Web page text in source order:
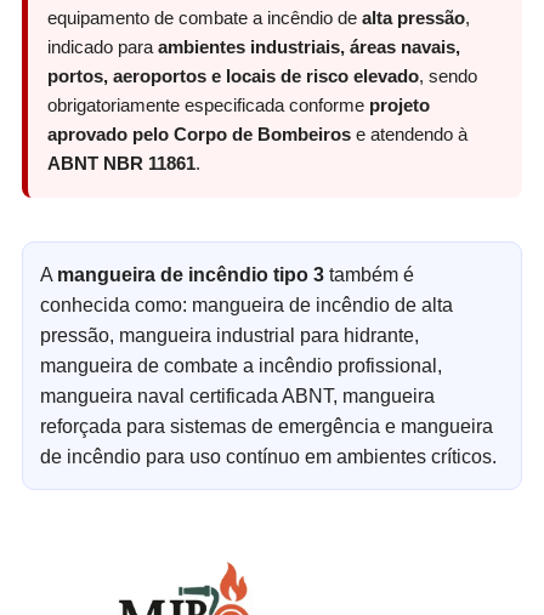
equipamento de combate a incêndio de alta pressão,
indicado para ambientes industriais, áreas navais,
portos, aeroportos e locais de risco elevado, sendo
obrigatoriamente especificada conforme projeto
aprovado pelo Corpo de Bombeirose atendendo à
ABNT NBR 11861.
A mangueira de incêndio tipo 3também é
conhecida como: mangueira de incêndio de alta
pressão, mangueira industrial para hidrante,
mangueira de combate a incêndio profissional,
mangueira naval certificada ABNT, mangueira
reforçada para sistemas de emergência e mangueira
de incêndio para uso contínuo em ambientes críticos.